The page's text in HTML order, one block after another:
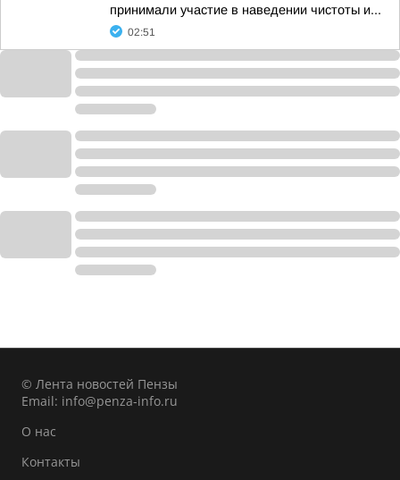
принимали участие в наведении чистоты и...
02:51
© Лента новостей Пензы
Email: info@penza-info.ru
О нас
Контакты